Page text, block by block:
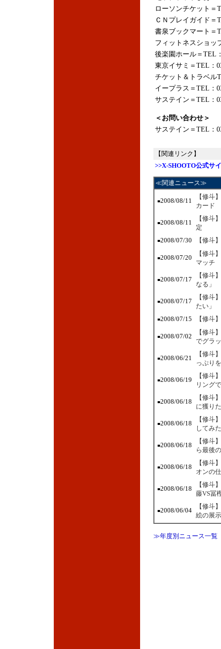
ローソンチケット＝
ＣＮプレイガイド＝
書泉ブックマート＝
フィットネスショッ
後楽園ホール＝TEL
東京イサミ＝TEL：
チケット＆トラベル
イープラス＝TEL：
サステイン＝TEL：
＜お問い合わせ＞
サステイン＝TEL：
【関連リンク】
>>X-SHOOTO公式サ
≪関連ニュース≫
■2008/08/11
【修斗
カード
■2008/08/11
【修斗
定
■2008/07/30 【修斗
■2008/07/20
【修斗
マッチ
■2008/07/17
【修斗
なる」
■2008/07/17
【修斗
たい」
■2008/07/15 【修斗
■2008/07/02
【修斗
でグラ
■2008/06/21
【修斗
っぷり
■2008/06/19
【修斗
リング
■2008/06/18
【修斗
に獲り
■2008/06/18
【修斗
してみ
■2008/06/18
【修斗
ら最後
■2008/06/18
【修斗
オンの
■2008/06/18
【修斗
藤VS冨
■2008/06/04
【修斗
絵の展
≫年度別ニュース一覧